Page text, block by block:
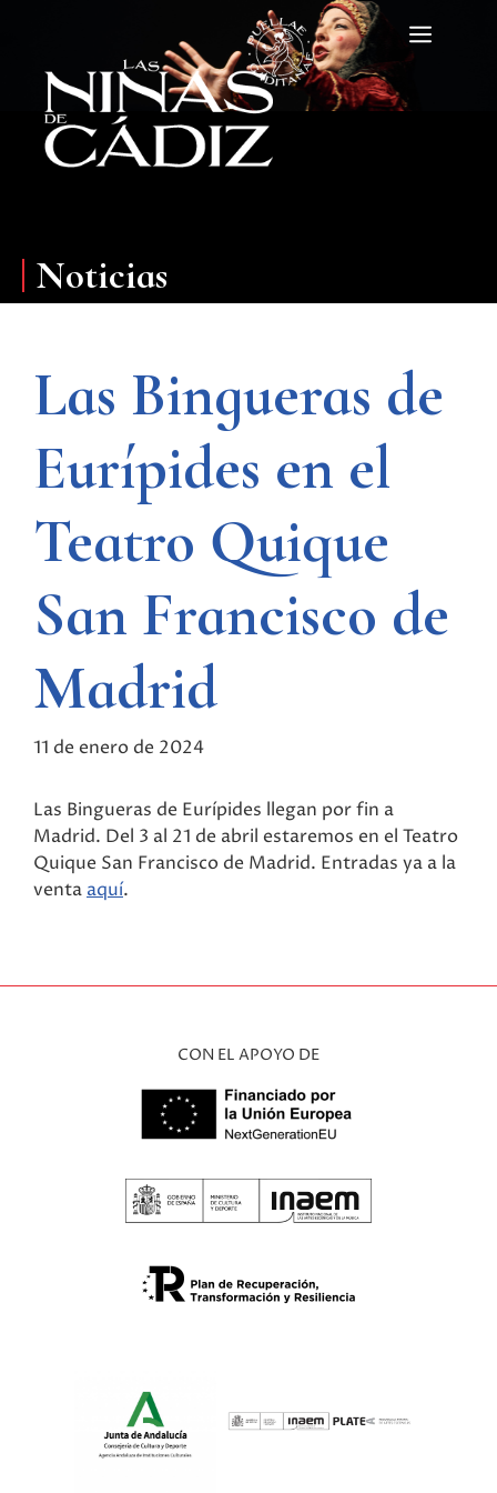
contenido
Menú
Noticias
Las Bingueras de
Eurípides en el
Teatro Quique
San Francisco de
Madrid
11 de enero de 2024
Las Bingueras de Eurípides llegan por fin a
Madrid. Del 3 al 21 de abril estaremos en el Teatro
Quique San Francisco de Madrid. Entradas ya a la
venta aquí.
CON EL APOYO DE